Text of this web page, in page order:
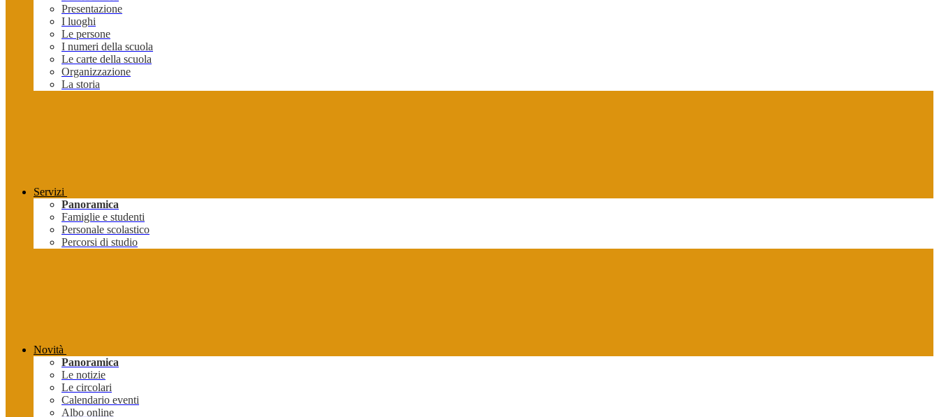
Presentazione
I luoghi
Le persone
I numeri della scuola
Le carte della scuola
Organizzazione
La storia
Servizi
Panoramica
Famiglie e studenti
Personale scolastico
Percorsi di studio
Novità
Panoramica
Le notizie
Le circolari
Calendario eventi
Albo online